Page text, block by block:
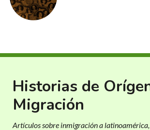
Historias de
Migración
Artículos sobre inmigración a